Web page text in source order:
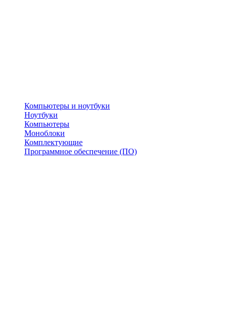
Компьютеры и ноутбуки
Ноутбуки
Компьютеры
Моноблоки
Комплектующие
Программное обеспечение (ПО)